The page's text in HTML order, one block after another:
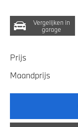
Vergelijken in
garage
Prijs
Maandprijs